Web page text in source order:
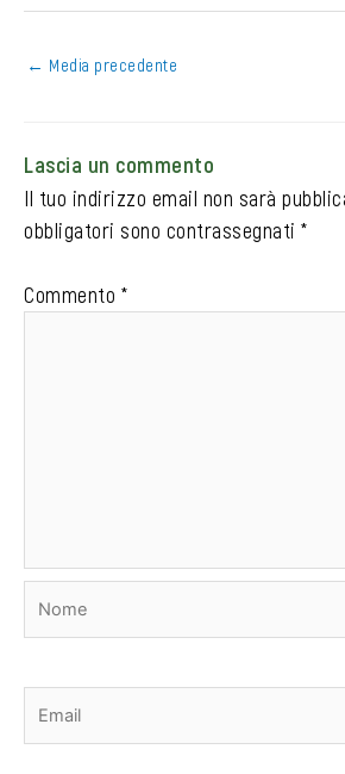
← Media precedente
Lascia un commento
Il tuo indirizzo email non sarà
obbligatori sono contrassegnati *
Commento *